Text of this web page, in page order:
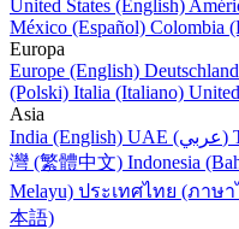
United States (English)
México (Español) Colombia
Europa
Europe (English)
(Polski) Italia (Italiano)
Asia
India (English)
UAE (عربي)
灣 (繁體中文) Indonesia
Melayu) ประเทศไทย (ภาษา
本語)